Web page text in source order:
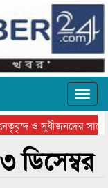
ও সুধীজনদের সাথে
গ্রুপ থিয়েটার
ডিসেম্বর